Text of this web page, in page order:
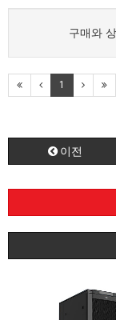
구매와
1
이전